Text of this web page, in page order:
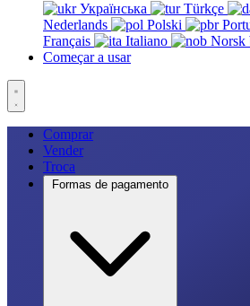
Українська
Türkçe
Nederlands
Polski
Français
Italiano
Norsk
Começar a usar
Comprar
Vender
Troca
Formas de pagamento